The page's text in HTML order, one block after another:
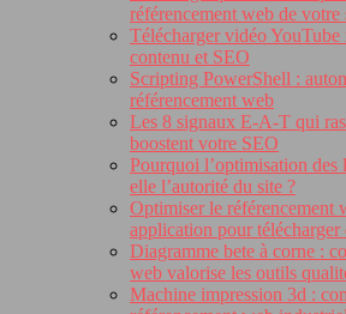
référencement web de votre
Télécharger vidéo
contenu et SEO
Scripting PowerShell :
référencement web
Les 8 signaux E-A-T qui
boostent votre SEO
Pourquoi l’optimisation des
elle l’autorité du site ?
Optimiser le référencement
application pour télécharger
Diagramme bete à corne :
web valorise les outils
Machine impression 3d :